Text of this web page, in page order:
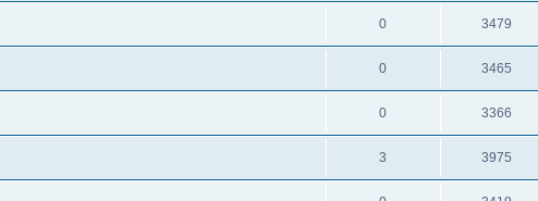
0 3479
0 3465
0 3366
3 3975